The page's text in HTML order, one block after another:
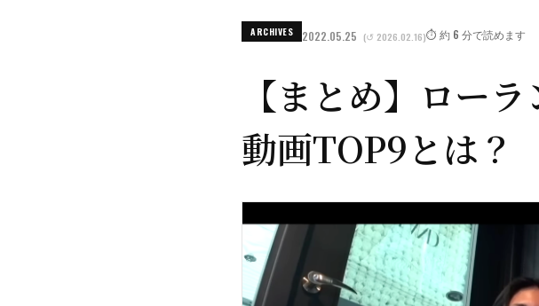
ARCHIVES 2022.05.25 (↺ 2026.02.16)⏱️ 約 6 分で読めます
【まとめ】ロー
動画TOP9とは？